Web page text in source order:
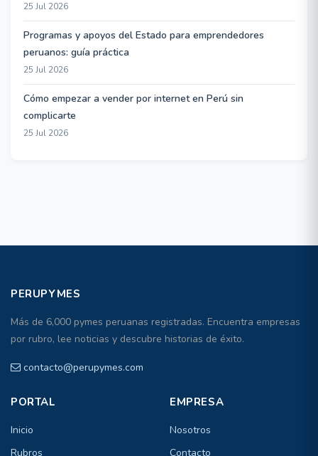
25 Jul 2026
Programas y apoyos del Estado para emprendedores
peruanos: guía práctica
25 Jul 2026
Cómo empezar a vender por internet en Perú sin
complicarte
25 Jul 2026
PERUPYMES
Más de 6,000 pymes peruanas registradas. Encuentra empresas
por rubro, lee noticias y descubre historias de éxito.
contacto@perupymes.com
PORTAL
Inicio
Rubros
EMPRESA
Nosotros
Contacto